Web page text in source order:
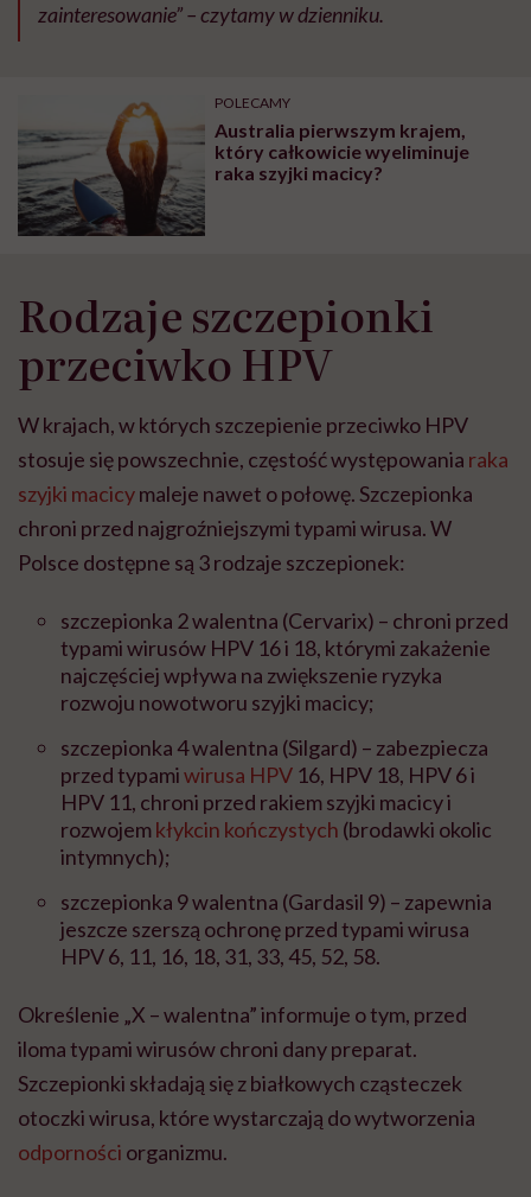
zainteresowanie” – czytamy w dzienniku.
POLECAMY
Australia pierwszym krajem,
który całkowicie wyeliminuje
raka szyjki macicy?
Rodzaje szczepionki
przeciwko HPV
W krajach, w których szczepienie przeciwko HPV
stosuje się powszechnie, częstość występowania raka
szyjki macicymaleje nawet o połowę. Szczepionka
chroni przed najgroźniejszymi typami wirusa. W
Polsce dostępne są 3 rodzaje szczepionek:
szczepionka 2 walentna (Cervarix) – chroni przed
typami wirusów HPV 16 i 18, którymi zakażenie
najczęściej wpływa na zwiększenie ryzyka
rozwoju nowotworu szyjki macicy;
szczepionka 4 walentna (Silgard) – zabezpiecza
przed typamiwirusa HPV 16, HPV 18, HPV 6 i
HPV 11, chroni przed rakiem szyjki macicy i
rozwojemkłykcin kończystych (brodawki okolic
intymnych);
szczepionka 9 walentna (Gardasil 9) – zapewnia
jeszcze szerszą ochronę przed typami wirusa
HPV 6, 11, 16, 18, 31, 33, 45, 52, 58.
Określenie „X – walentna” informuje o tym, przed
iloma typami wirusów chroni dany preparat.
Szczepionki składają się z białkowych cząsteczek
otoczki wirusa, które wystarczają do wytworzenia
odporności organizmu.